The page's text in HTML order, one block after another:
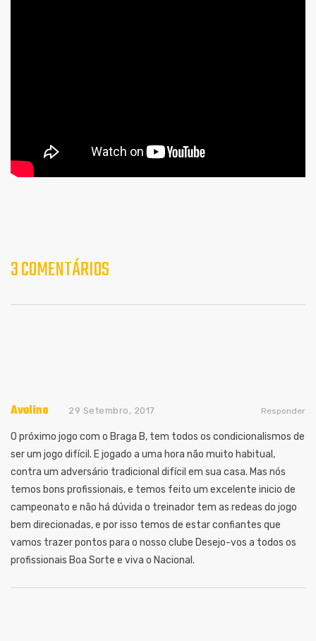
3 COMENTÁRIOS
Avelino 29 Setembro, 2017
O próximo jogo com o Braga B, tem todos os condicionalismos de
ser um jogo difícil. E jogado a uma hora não muito habitual,
contra um adversário tradicional difícil em sua casa. Mas nós
temos bons profissionais, e temos feito um excelente inicio de
campeonato e não há dúvida o treinador tem as redeas do jogo
bem direcionadas, e por isso temos de estar confiantes que
vamos trazer pontos para o nosso clube Desejo-vos a todos os
profissionais Boa Sorte e viva o Nacional.
Responder